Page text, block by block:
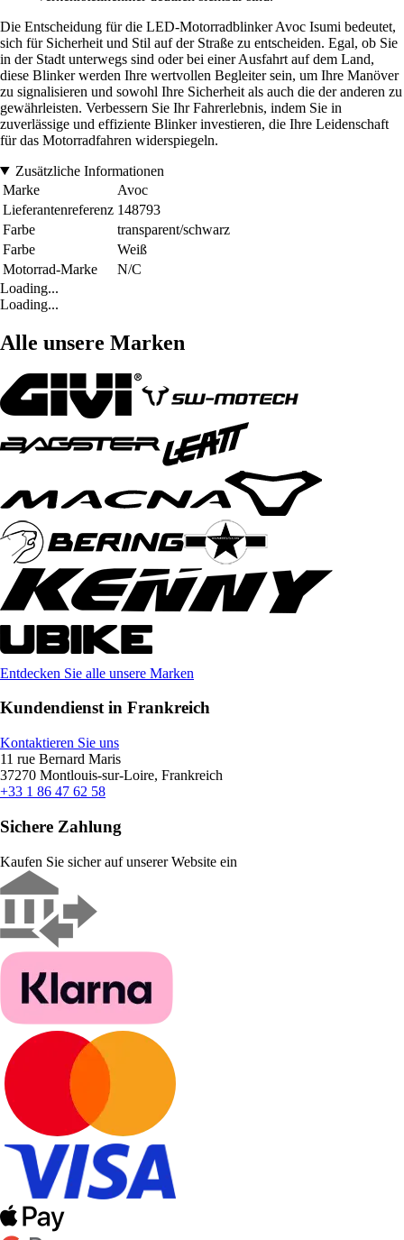
Die Entscheidung für die LED-Motorradblinker Avoc Isumi bedeutet,
sich für Sicherheit und Stil auf der Straße zu entscheiden. Egal, ob Sie
in der Stadt unterwegs sind oder bei einer Ausfahrt auf dem Land,
diese Blinker werden Ihre wertvollen Begleiter sein, um Ihre Manöver
zu signalisieren und sowohl Ihre Sicherheit als auch die der anderen zu
gewährleisten. Verbessern Sie Ihr Fahrerlebnis, indem Sie in
zuverlässige und effiziente Blinker investieren, die Ihre Leidenschaft
für das Motorradfahren widerspiegeln.
Zusätzliche Informationen
Marke
Avoc
Lieferantenreferenz 148793
Farbe
transparent/schwarz
Farbe
Weiß
Motorrad-Marke
N/C
Loading...
Loading...
Alle unsere Marken
Entdecken Sie alle unsere Marken
Kundendienst in Frankreich
Kontaktieren Sie uns
11 rue Bernard Maris
37270 Montlouis-sur-Loire, Frankreich
+33 1 86 47 62 58
Sichere Zahlung
Kaufen Sie sicher auf unserer Website ein